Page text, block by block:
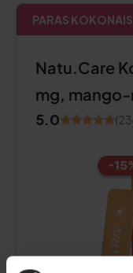
PARAS
Natu.Care
mg,
5.0